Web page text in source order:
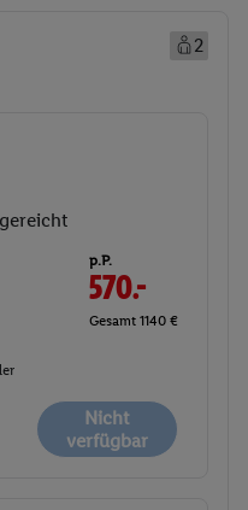
2
p.P.
570.-
Gesamt 1140 €
Nicht
verfügbar